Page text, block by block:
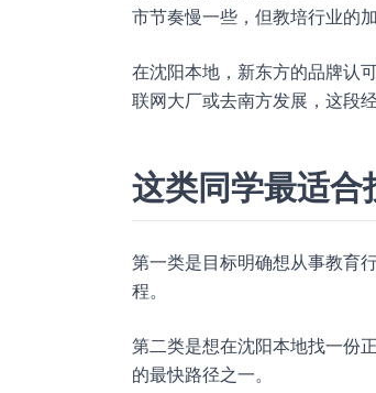
市节奏慢一些，但教培行业的
在沈阳本地，新东方的品牌认
联网大厂或去南方发展，这段
这类同学最适合
第一类是目标明确想从事教育
程。
第二类是想在沈阳本地找一份
的最快路径之一。